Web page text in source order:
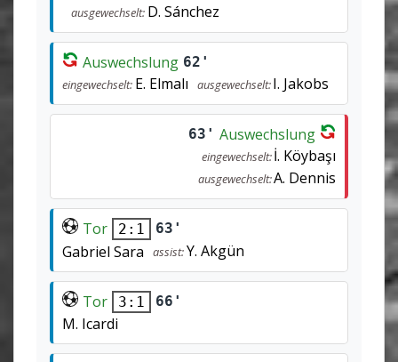
ausgewechselt: D. Sánchez
Auswechslung 62'
eingewechselt: E. Elmalı ausgewechselt:I. Jakobs
63' Auswechslung
eingewechselt:İ. Köybaşı
ausgewechselt:A. Dennis
Tor 2:1 63'
Gabriel Sara assist:Y. Akgün
Tor 3:1 66'
M. Icardi